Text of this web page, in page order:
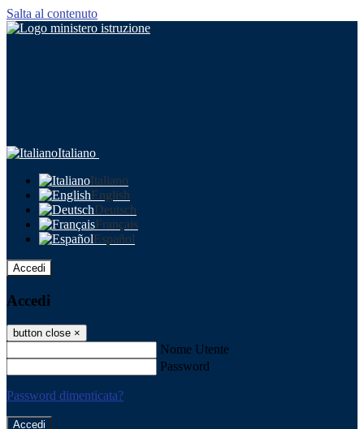
Salta al contenuto
Italiano
Italiano
English
Deutsch
Français
Español
Accedi
Accedi
button close ×
Nome Utente
Password
Password dimenticata?